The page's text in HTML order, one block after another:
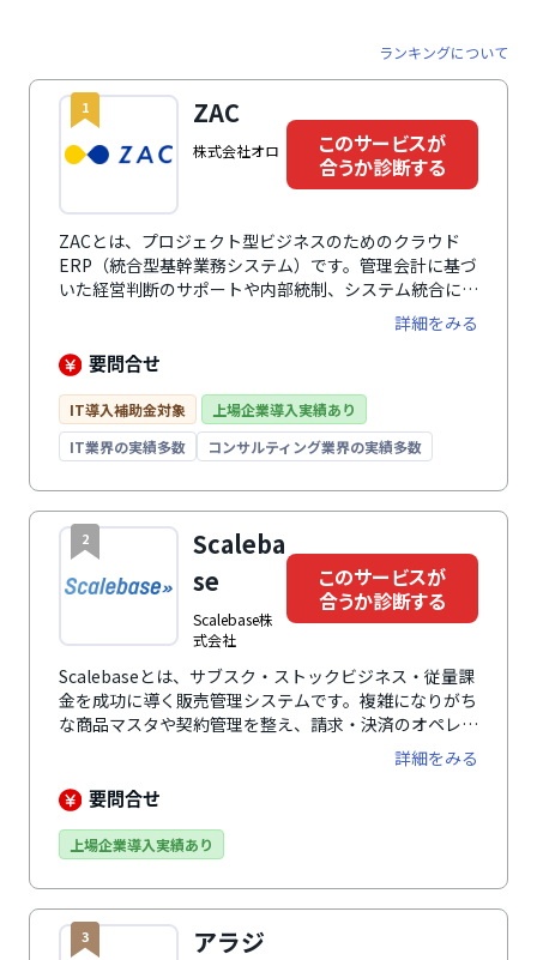
ランキングについて
1 ZAC
株式会社オロ
このサービスが
合うか診断する
ZACとは、プロジェクト型ビジネスのためのクラウド
ERP（統合型基幹業務システム）です。管理会計に基づ
いた経営判断のサポートや内部統制、システム統合によ
る業務効率化など幅広い課題を解決に役立ちます。プロ
ジェクト管理では、プロジェクトの収支管理や未来の売
上・利益予測、予実対比にいたるまでプロジェクトごと
業規模や業種、予算に合わせたカスタマイズができ、機
能モジュールの利用者数は後から追加可能なため、業務
拡大で人員が増えた場合でもフレキシブルに対応。専任
わせたスムーズな稼働が可能です。システム業・IT業・
広告業・クリエイティブ業・イベント業・士業・コンサ
ルティング業に特化しています。プロジェクト原価管理
や継続契約管理も可能です。
詳細をみる
要問合せ
IT導入補助金対象
上場企業導入実績あり
IT業界の実績多数
コンサルティング業界の実績多数
2
Scaleba
se
Scalebase株
式会社
このサービスが
合うか診断する
Scalebaseとは、サブスク・ストックビジネス・従量課
金を成功に導く販売管理システムです。複雑になりがち
な商品マスタや契約管理を整え、請求・決済のオペレー
ションを効率化します。また、レポ－トによる事業の可
視化、プライシング変更を実行しやすい環境整備など、
バックオフィスの管理基盤として事業運営の自由度を向
請求書発行・送付・決済連携・入金消込などの「請求機
連携を前提とした導入も可能です。
詳細をみる
要問合せ
上場企業導入実績あり
3
アラジ